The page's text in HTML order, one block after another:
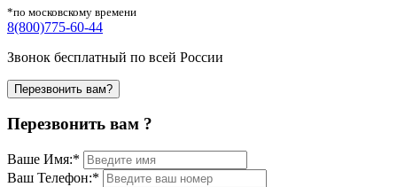
*по московскому времени
8(800)775-60-44
Звонок бесплатный по всей России
Перезвонить вам?
Перезвонить вам ?
Ваше Имя:*
Ваш Телефон:*